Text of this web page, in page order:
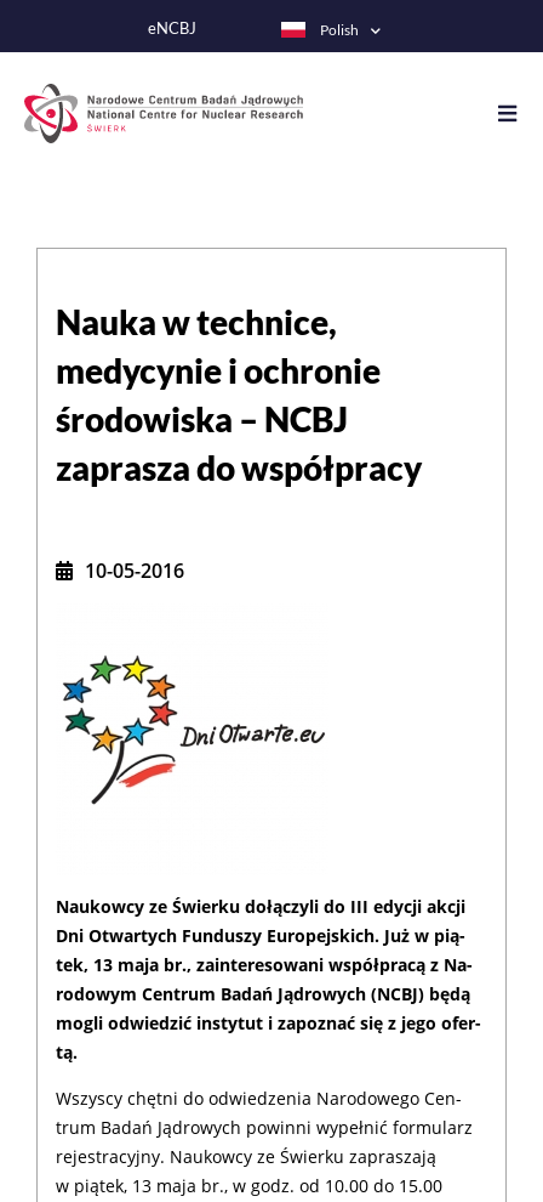
do
eNCBJ Polish
Nauka w technice,
medycynie i ochronie
środowiska – NCBJ
zaprasza do współpracy
10-05-2016
Nau­kow­cy ze Świer­ku do­łą­czy­li do III edy­cji ak­cji
Dni Otwar­tych Fun­du­szy Eu­ro­pej­skich. Już w pią­
tek, 13 ma­ja br., za­in­te­re­so­wa­ni współ­pra­cą z Na­
ro­do­wym Cen­trum Ba­dań Ją­dro­wych (NCBJ) bę­dą
mo­gli od­wie­dzić in­sty­tut i za­po­znać się z je­go ofer­
tą.
Wszy­scy chęt­ni do od­wie­dze­nia Na­ro­do­we­go Cen­
trum Ba­dań Ją­dro­wych po­win­ni wypeł­nić for­mu­larz
re­je­stra­cyj­ny. Nau­kow­cy ze Świer­ku za­pra­sza­ją
w pią­tek, 13 ma­ja br., w godz. od 10.00 do 15.00